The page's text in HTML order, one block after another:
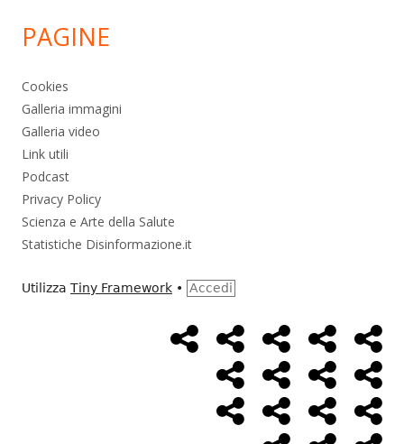
PAGINE
Cookies
Galleria immagini
Galleria video
Link utili
Podcast
Privacy Policy
Scienza e Arte della Salute
Statistiche Disinformazione.it
Utilizza Tiny Framework • Accedi
MenùHome
Page
Alimentazione
AmbienteBambini
Cancro ControlloEconomia
FarmaciMassoneriaNWO
Salute Storia